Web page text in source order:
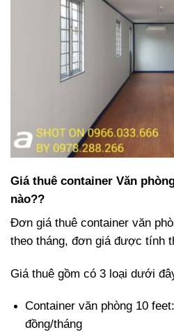
Giá thuê container Văn
nào??
Đơn giá thuê container văn
theo tháng, đơn giá được tính
Giá thuê gồm có 3 loại dưới
Container văn phòng 10
đồng/tháng